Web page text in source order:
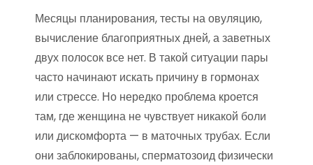
Месяцы планирования, тесты на овуляцию,
вычисление благоприятных дней, а заветных
двух полосок все нет. В такой ситуации пары
часто начинают искать причину в гормонах
или стрессе. Но нередко проблема кроется
там, где женщина не чувствует никакой боли
или дискомфорта — в маточных трубах. Если
они заблокированы, сперматозоид физически